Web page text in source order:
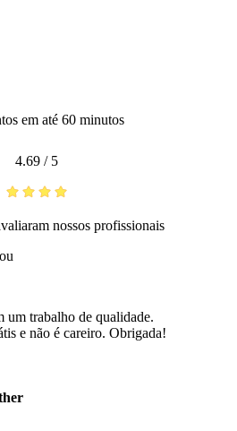
em até 60 minutos
4.69 / 5
nossos profissionais
um trabalho de qualidade.
e não é careiro. Obrigada!